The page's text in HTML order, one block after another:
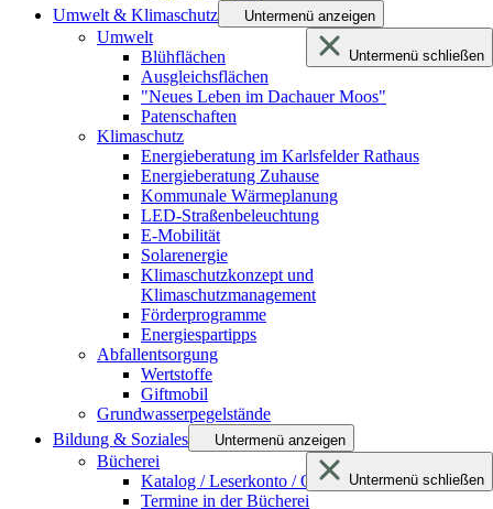
Umwelt & Klimaschutz
Untermenü anzeigen
Untermenü schließen
Umwelt
Blühflächen
Ausgleichsflächen
"Neues Leben im Dachauer Moos"
Patenschaften
Klimaschutz
Energieberatung im Karlsfelder Rathaus
Energieberatung Zuhause
Kommunale Wärmeplanung
LED-Straßenbeleuchtung
E-Mobilität
Solarenergie
Klimaschutzkonzept und
Klimaschutzmanagement
Förderprogramme
Energiespartipps
Abfallentsorgung
Wertstoffe
Giftmobil
Grundwasserpegelstände
Bildung & Soziales
Untermenü anzeigen
Untermenü schließen
Bücherei
Katalog / Leserkonto / Onleihe netBIB24
Termine in der Bücherei